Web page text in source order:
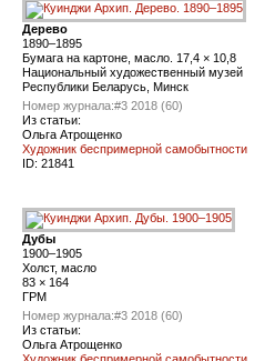
Дерево
1890–1895
Бумага на картоне, масло. 17,4 × 10,8
Национальный художественный музей
Республики Беларусь, Минск
Номер журнала:#3 2018 (60)
Из статьи:
Ольга Атрощенко
Художник беспримерной самобытности
ID: 21841
Дубы
1900–1905
Холст, масло
83 × 164
ГРМ
Номер журнала:#3 2018 (60)
Из статьи:
Ольга Атрощенко